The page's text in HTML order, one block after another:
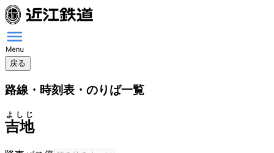
戻る
路線・時刻表・のりば一覧
吉地
よしじ